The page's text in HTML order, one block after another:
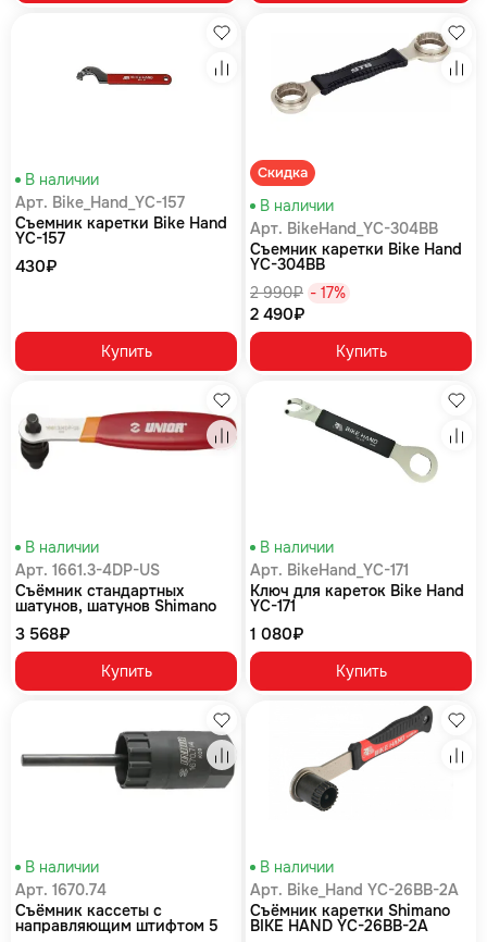
Избранное
Сравнение
В наличии
Арт. Bike_Hand_YC-157
Съемник каретки Bike Hand
YC-157
430₽
Купить
Скидка
В наличии
Арт. BikeHand_YC-304BB
Съемник каретки Bike Hand
YC-304BB
2 990₽ - 17%
2 490₽
Купить
Избранное
Сравнение
В наличии
Арт. 1661.3-4DP-US
Съёмник стандартных
шатунов, шатунов Shimano
красный
3 568₽
Купить
В наличии
Арт. BikeHand_YC-171
Ключ для кареток Bike Hand
YC-171
1 080₽
Купить
Избранное
Сравнение
В наличии
Арт. 1670.74
Съёмник кассеты с
направляющим штифтом 5
В наличии
Арт. Bike_Hand YC-26BB-2A
Съёмник каретки Shimano
BIKE HAND YC-26BB-2A